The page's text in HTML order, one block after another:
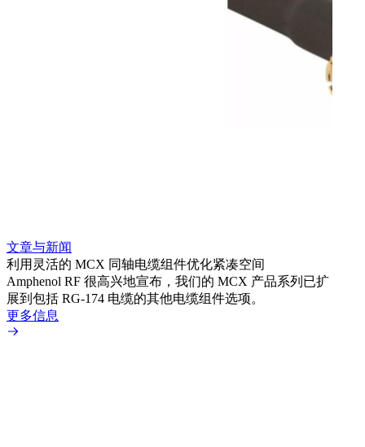
文章与新闻
利用灵活的 MCX 同轴电缆组件优化紧凑空间
Amphenol RF 很高兴地宣布，我们的 MCX 产品系列已扩
展到包括 RG-174 电缆的其他电缆组件选项。
更多信息